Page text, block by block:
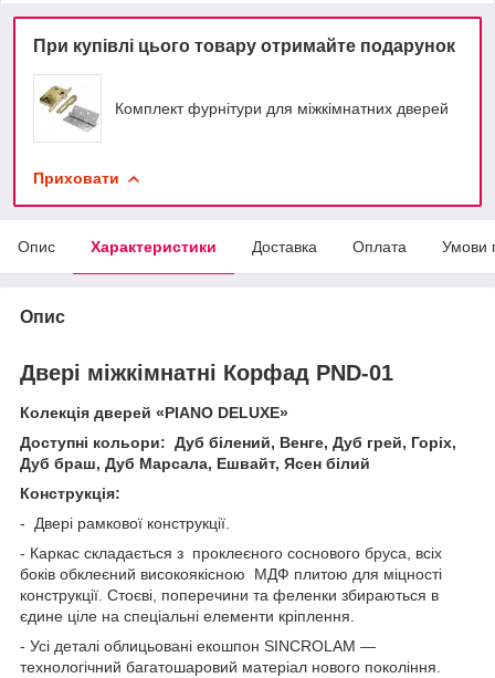
При купівлі цього товару отримайте подарунок
Комплект фурнітури для міжкімнатних дверей
Приховати
Опис Характеристики Доставка Оплата Умови
Опис
Двері міжкімнатні Корфад PND-01
Колекція дверей «PIANO DELUXE»
Доступні кольори: Дуб білений, Венге, Дуб грей, Горіх,
Дуб браш, Дуб Марсала, Ешвайт, Ясен білий
Конструкція:
- Двері рамкової конструкції.
- Каркас складається з проклеєного соснового бруса, всіх
боків обклеєний високоякісною МДФ плитою для міцності
конструкції. Стоєві, поперечини та феленки збираються в
єдине ціле на спеціальні елементи кріплення.
- Усі деталі облицьовані екошпон SINCROLAM —
технологічний багатошаровий матеріал нового покоління.